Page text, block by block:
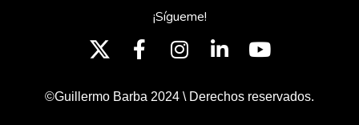
¡Sígueme!
©Guillermo Barba 2024 \ Derechos reservados.